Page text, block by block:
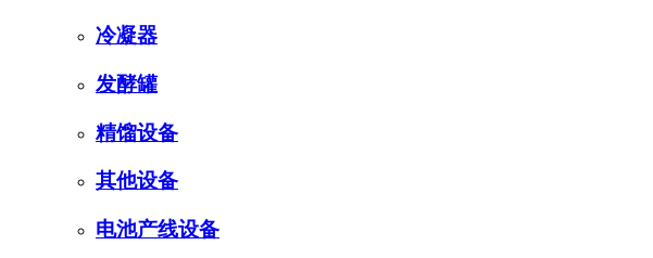
冷凝器
发酵罐
精馏设备
其他设备
电池产线设备